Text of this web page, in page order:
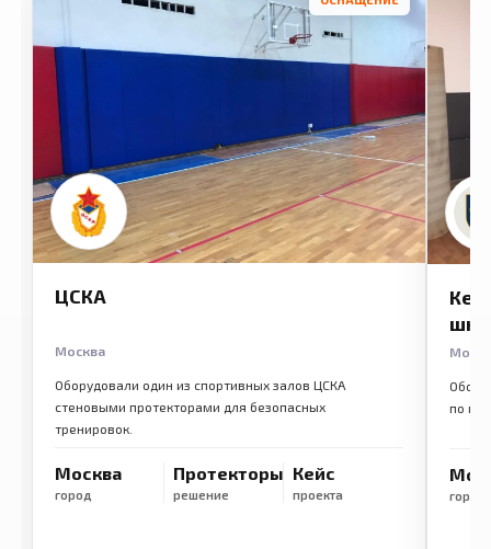
ЦСКА
Москва
Оборудовали один из спортивных залов ЦСКА
стеновыми протекторами для безопасных
тренировок.
Москва
город
Протекторы
решение
Кейс
проекта
по
город